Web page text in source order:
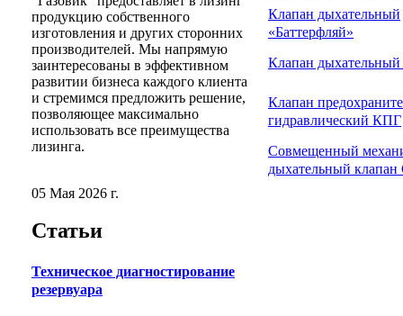
продукцию собственного
изготовления и других сторонних
производителей. Мы напрямую
заинтересованы в эффективном
развитии бизнеса каждого клиента
и стремимся предложить решение,
позволяющее максимально
использовать все преимущества
лизинга.
05 Мая 2026 г.
Статьи
Техническое диагностирование
резервуара
Клапан дыхательный
«Баттерфляй»
Клапан
Клапан
гидравлический КПГ
Совмещенный
дыхательный